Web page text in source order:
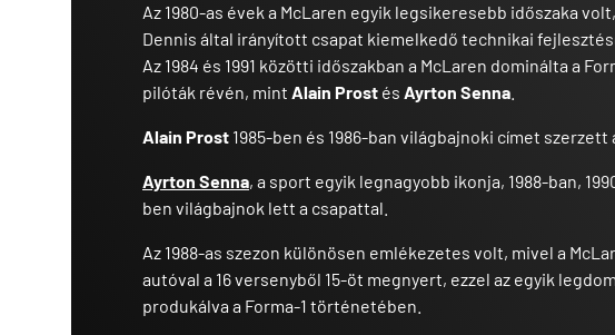
Az 1980-as évek a McLaren egyik legsikeresebb időszaka
Dennis által irányított csapat kiemelkedő technikai
Az 1984 és 1991 közötti időszakban a McLaren dominálta a
pilóták révén, mint Alain Prost és Ayrton Senna
Alain Prost 1985-ben és 1986-ban világbajnoki címet szerzett
Ayrton Senna, a sport egyik legnagyobb ikonja, 1988-ban,
ben világbajnok lett a csapattal.
Az 1988-as szezon különösen emlékezetes volt, mivel a
autóval a 16 versenyből 15-öt megnyert, ezzel az egyik
produkálva a Forma-1 történetében.